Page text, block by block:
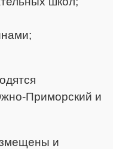
Приморский и
и